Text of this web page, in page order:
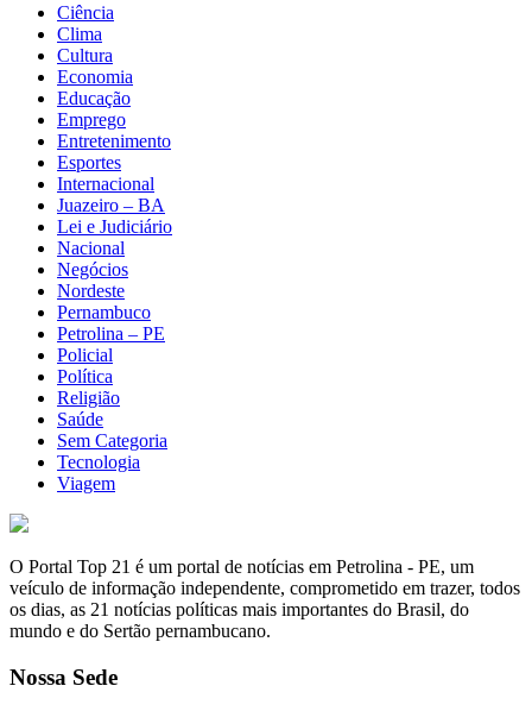
Ciência
Clima
Cultura
Economia
Educação
Emprego
Entretenimento
Esportes
Internacional
Juazeiro – BA
Lei e Judiciário
Nacional
Negócios
Nordeste
Pernambuco
Petrolina – PE
Policial
Política
Religião
Saúde
Sem Categoria
Tecnologia
Viagem
O Portal Top 21 é um portal de notícias em Petrolina - PE, um
veículo de informação independente, comprometido em trazer, todos
os dias, as 21 notícias políticas mais importantes do Brasil, do
mundo e do Sertão pernambucano.
Nossa Sede